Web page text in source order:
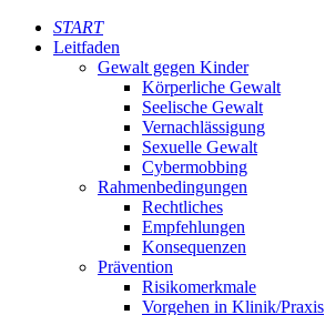
START
Leitfaden
Gewalt gegen Kinder
Körperliche Gewalt
Seelische Gewalt
Vernachlässigung
Sexuelle Gewalt
Cybermobbing
Rahmenbedingungen
Rechtliches
Empfehlungen
Konsequenzen
Prävention
Risikomerkmale
Vorgehen in Klinik/Praxis